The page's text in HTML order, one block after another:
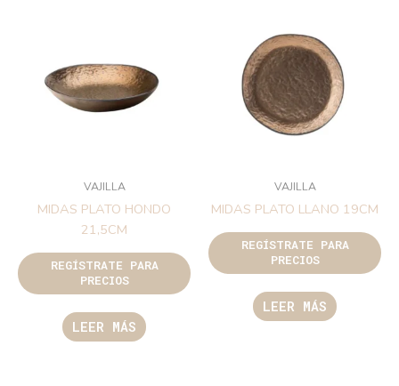
VAJILLA
MIDAS PLATO HONDO
21,5CM
REGÍSTRATE PARA
PRECIOS
LEER MÁS
VAJILLA
MIDAS PLATO LLANO 19CM
REGÍSTRATE PARA
PRECIOS
LEER MÁS